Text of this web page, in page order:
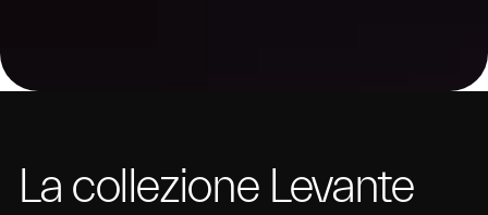
La collezione Levante